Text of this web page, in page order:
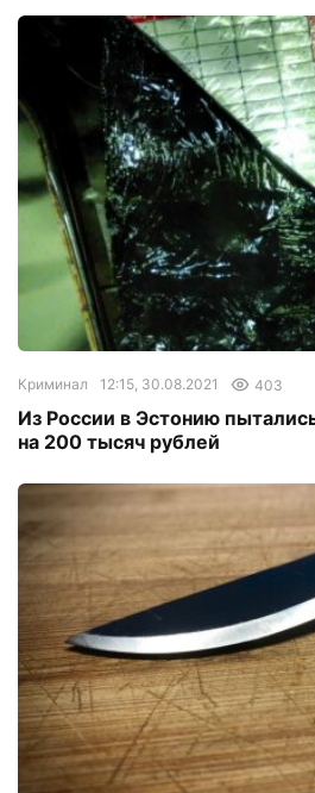
Криминал 12:15, 30.08.2021 403
Из России в Эстонию
на 200 тысяч рублей